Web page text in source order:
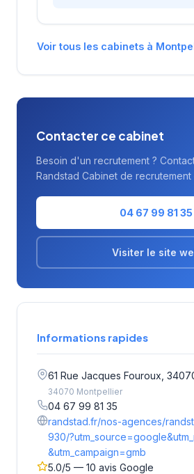
clientèle, comme en témoigne
Voir tous les cabinets à
Contacter ce cabinet
Besoin d'un recrutement ?
Randstad Cabinet de recrutement
04 67 99 81 35
Visiter le site
Informations rapides
61 Rue Jacques Fouroux,
34070 Montpellier
04 67 99 81 35
randstad.fr/nos-agences/
930/
&utm_campaign=gmb
5.0/5 — 10 avis Google